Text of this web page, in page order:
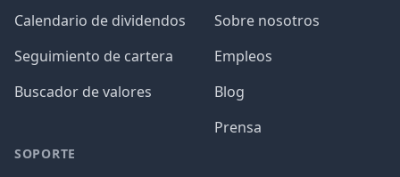
Calendario de dividendos
Seguimiento de cartera
Buscador de valores
SOPORTE
Sobre nosotros
Empleos
Blog
Prensa